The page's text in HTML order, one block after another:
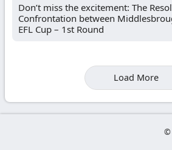
Don’t miss the excitement: The
Confrontation between
EFL Cup – 1st Round
Load More